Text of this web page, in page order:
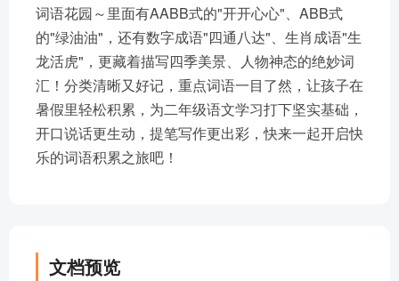
词语花园～里面有AABB式的"开开心心"、ABB式
的"绿油油"，还有数字成语"四通八达"、生肖成语"生
龙活虎"，更藏着描写四季美景、人物神态的绝妙词
汇！分类清晰又好记，重点词语一目了然，让孩子在
暑假里轻松积累，为二年级语文学习打下坚实基础，
开口说话更生动，提笔写作更出彩，快来一起开启快
乐的词语积累之旅吧！
文档预览